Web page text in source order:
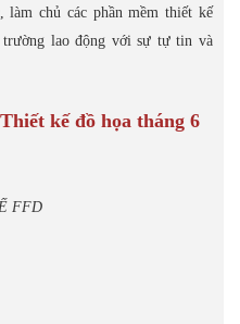
làm chủ các phần mềm thiết kế
trường lao động với sự tự tin và
kế đồ họa tháng 6
FFD